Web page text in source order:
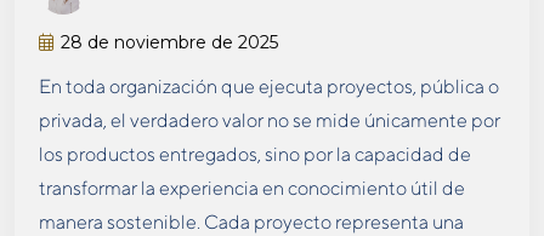
28 de noviembre de 2025
En toda organización que ejecuta proyectos, pública o
privada, el verdadero valor no se mide únicamente por
los productos entregados, sino por la capacidad de
transformar la experiencia en conocimiento útil de
manera sostenible. Cada proyecto representa una